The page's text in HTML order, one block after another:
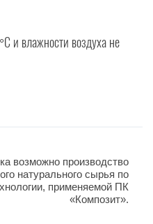
и влажности воздуха не
возможно производство
натурального сырья по
применяемой ПК
«Композит».